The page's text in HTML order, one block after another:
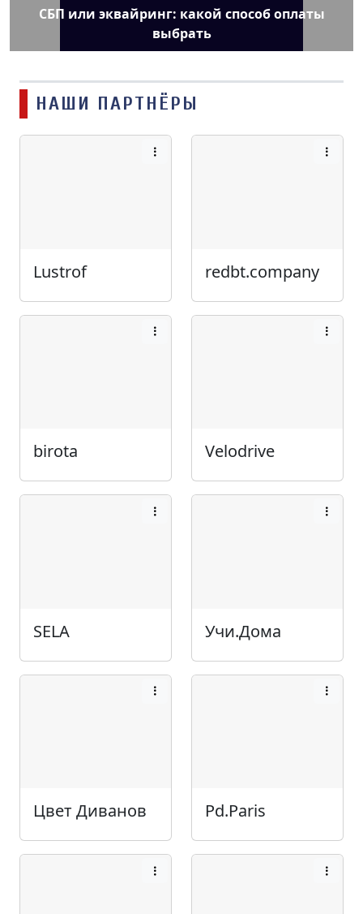
СБП или эквайринг: какой способ оплаты
выбрать
НАШИ ПАРТНЁРЫ
Lustrof redbt.company
birota Velodrive
SELA Учи.Дома
Цвет Диванов Pd.Paris